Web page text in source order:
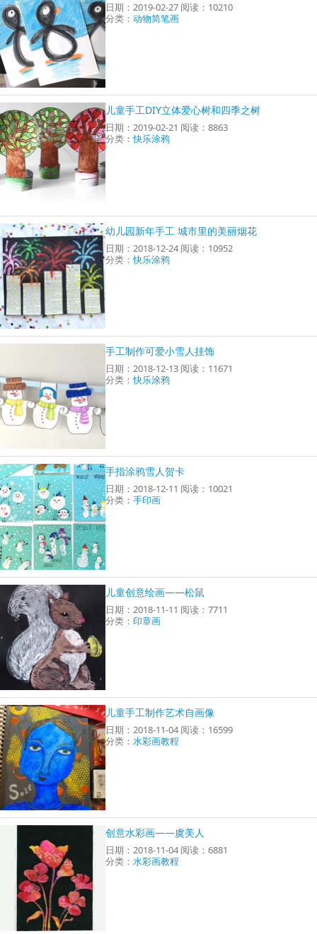
日期：2019-02-27 阅读：10210
分类：动物简笔画
儿童手工DIY立体爱心树和四季之树
日期：2019-02-21 阅读：8863
分类：快乐涂鸦
幼儿园新年手工 城市里的美丽烟花
日期：2018-12-24 阅读：10952
分类：快乐涂鸦
手工制作可爱小雪人挂饰
日期：2018-12-13 阅读：11671
分类：快乐涂鸦
手指涂鸦雪人贺卡
日期：2018-12-11 阅读：10021
分类：手印画
儿童创意绘画——松鼠
日期：2018-11-11 阅读：7711
分类：印章画
儿童手工制作艺术自画像
日期：2018-11-04 阅读：16599
分类：水彩画教程
创意水彩画——虞美人
日期：2018-11-04 阅读：6881
分类：水彩画教程